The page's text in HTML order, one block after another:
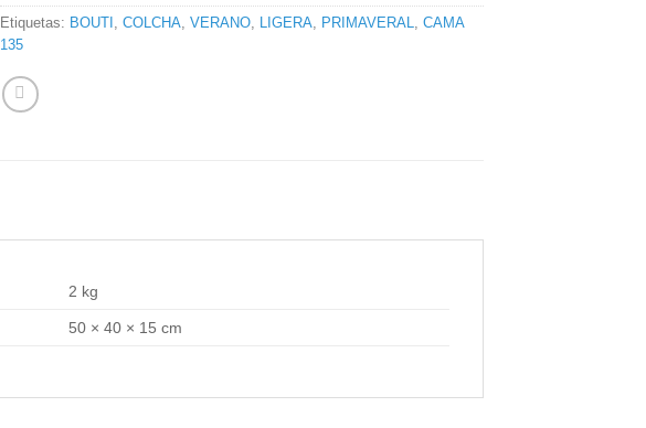
Etiquetas: BOUTI ,COLCHA,VERANO, LIGERA, PRIMAVERAL,CAMA
135
2 kg
50 × 40 × 15 cm